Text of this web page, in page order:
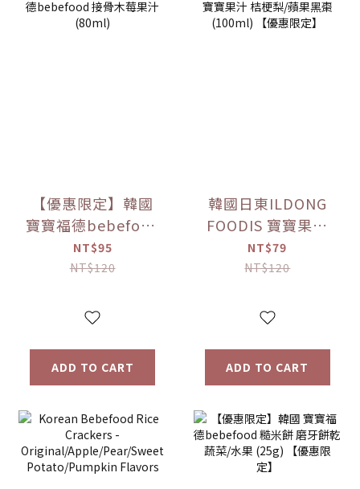
【優惠限定】韓國
寶寶福德bebefood
接骨木莓果汁
(80ml)
NT$95
NT$120
ADD TO CART
韓國日東ILDONG
FOODIS 寶寶果汁
桔梗梨/蘋果黑棗
(100ml) 【優惠限
NT$79
NT$120
ADD TO CART